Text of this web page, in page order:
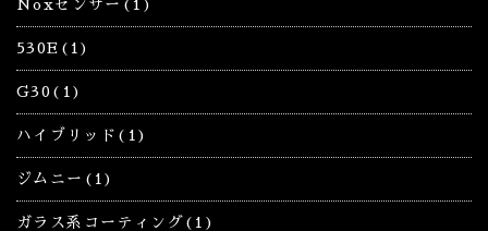
Noxセンサー(1)
530E(1)
G30(1)
ハイブリッド(1)
ジムニー(1)
ガラス系コーティング(1)